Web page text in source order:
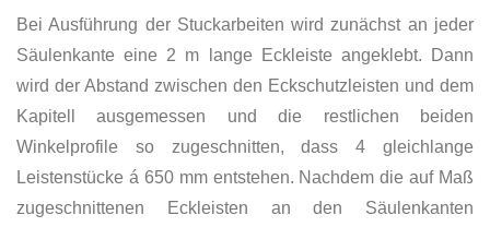
Bei Ausführung der Stuckarbeiten wird zunächst an jeder
Säulenkante eine 2 m lange Eckleiste angeklebt. Dann
wird der Abstand zwischen den Eckschutzleisten und dem
Kapitell ausgemessen und die restlichen beiden
Winkelprofile so zugeschnitten, dass 4 gleichlange
Leistenstücke á 650 mm entstehen. Nachdem die auf Maß
zugeschnittenen Eckleisten an den Säulenkanten